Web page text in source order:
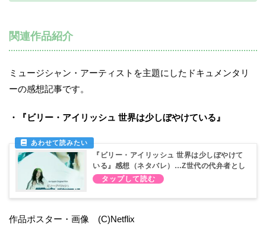
関連作品紹介
ミュージシャン・アーティストを主題にしたドキュメンタリ
ーの感想記事です。
・『ビリー・アイリッシュ 世界は少しぼやけている』
『ビリー・アイリッシュ 世界は少しぼやけて
いる』感想（ネタバレ）…Z世代の代弁者とし
て
作品ポスター・画像 (C)Netflix